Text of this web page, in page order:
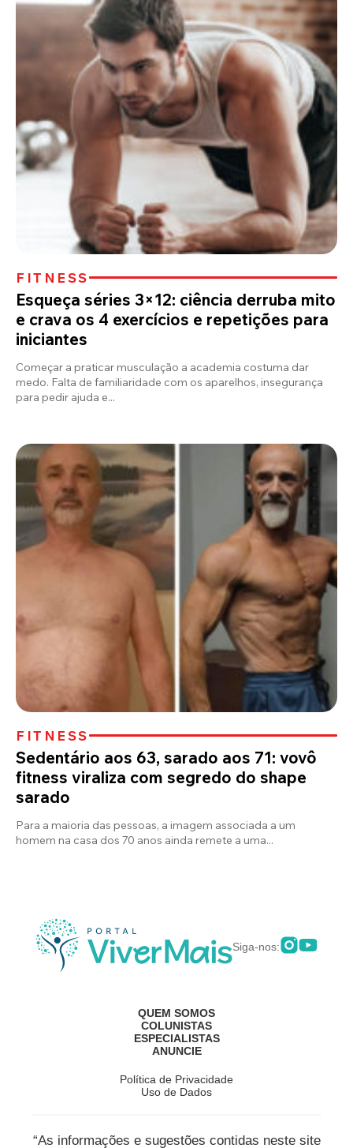
FITNESS
Esqueça séries 3×12: ciência derruba mito
e crava os 4 exercícios e repetições para
iniciantes
Começar a praticar musculação a academia costuma dar
medo. Falta de familiaridade com os aparelhos, insegurança
para pedir ajuda e...
FITNESS
Sedentário aos 63, sarado aos 71: vovô
fitness viraliza com segredo do shape
sarado
Para a maioria das pessoas, a imagem associada a um
homem na casa dos 70 anos ainda remete a uma...
Siga-nos:
QUEM SOMOS
COLUNISTAS
ESPECIALISTAS
ANUNCIE
Política de Privacidade
Uso de Dados
“As informações e sugestões contidas neste site